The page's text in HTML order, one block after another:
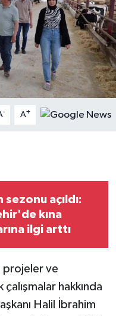
- A+
sezonu açıldı:
kına
ilgi arttı
projeler ve
hakkında
Halil İbrahim